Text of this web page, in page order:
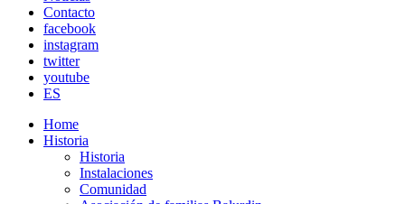
Contacto
facebook
instagram
twitter
youtube
ES
Home
Historia
Historia
Instalaciones
Comunidad